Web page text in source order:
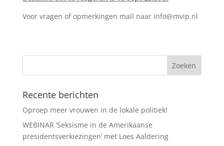
Voor vragen of opmerkingen mail naar info@mvip.nl
Recente berichten
Oproep meer vrouwen in de lokale politiek!
WEBINAR ‘Seksisme in de Amerikaanse
presidentsverkiezingen’ met Loes Aaldering